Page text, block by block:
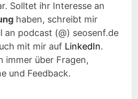
Solltet ihr Interesse an
haben, schreibt mir
an podcast (@) seosenf.de
mit mir auf LinkedIn.
immer über Fragen,
und Feedback.